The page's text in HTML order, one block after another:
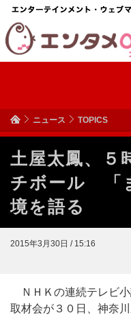
ニュース TOPICS
土屋太鳳、５
チボール 「
境を語る
2015年3月30日 / 15:16
ＮＨＫの連続テレビ小
取材会が３０日、神奈